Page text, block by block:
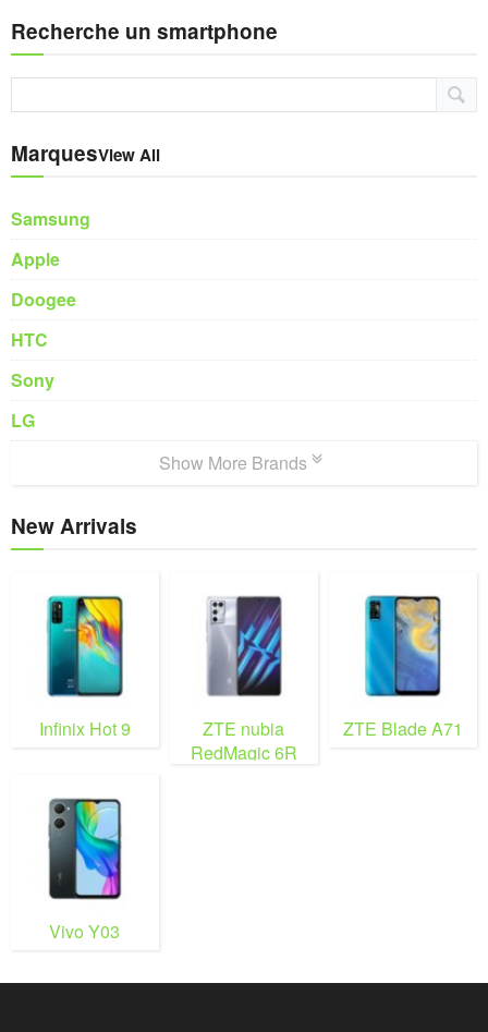
Recherche un smartphone
MarquesView All
Samsung
Apple
Doogee
HTC
Sony
LG
Show More Brands
New Arrivals
Infinix Hot 9
ZTE nubia
RedMagic 6R
ZTE Blade A71
Vivo Y03